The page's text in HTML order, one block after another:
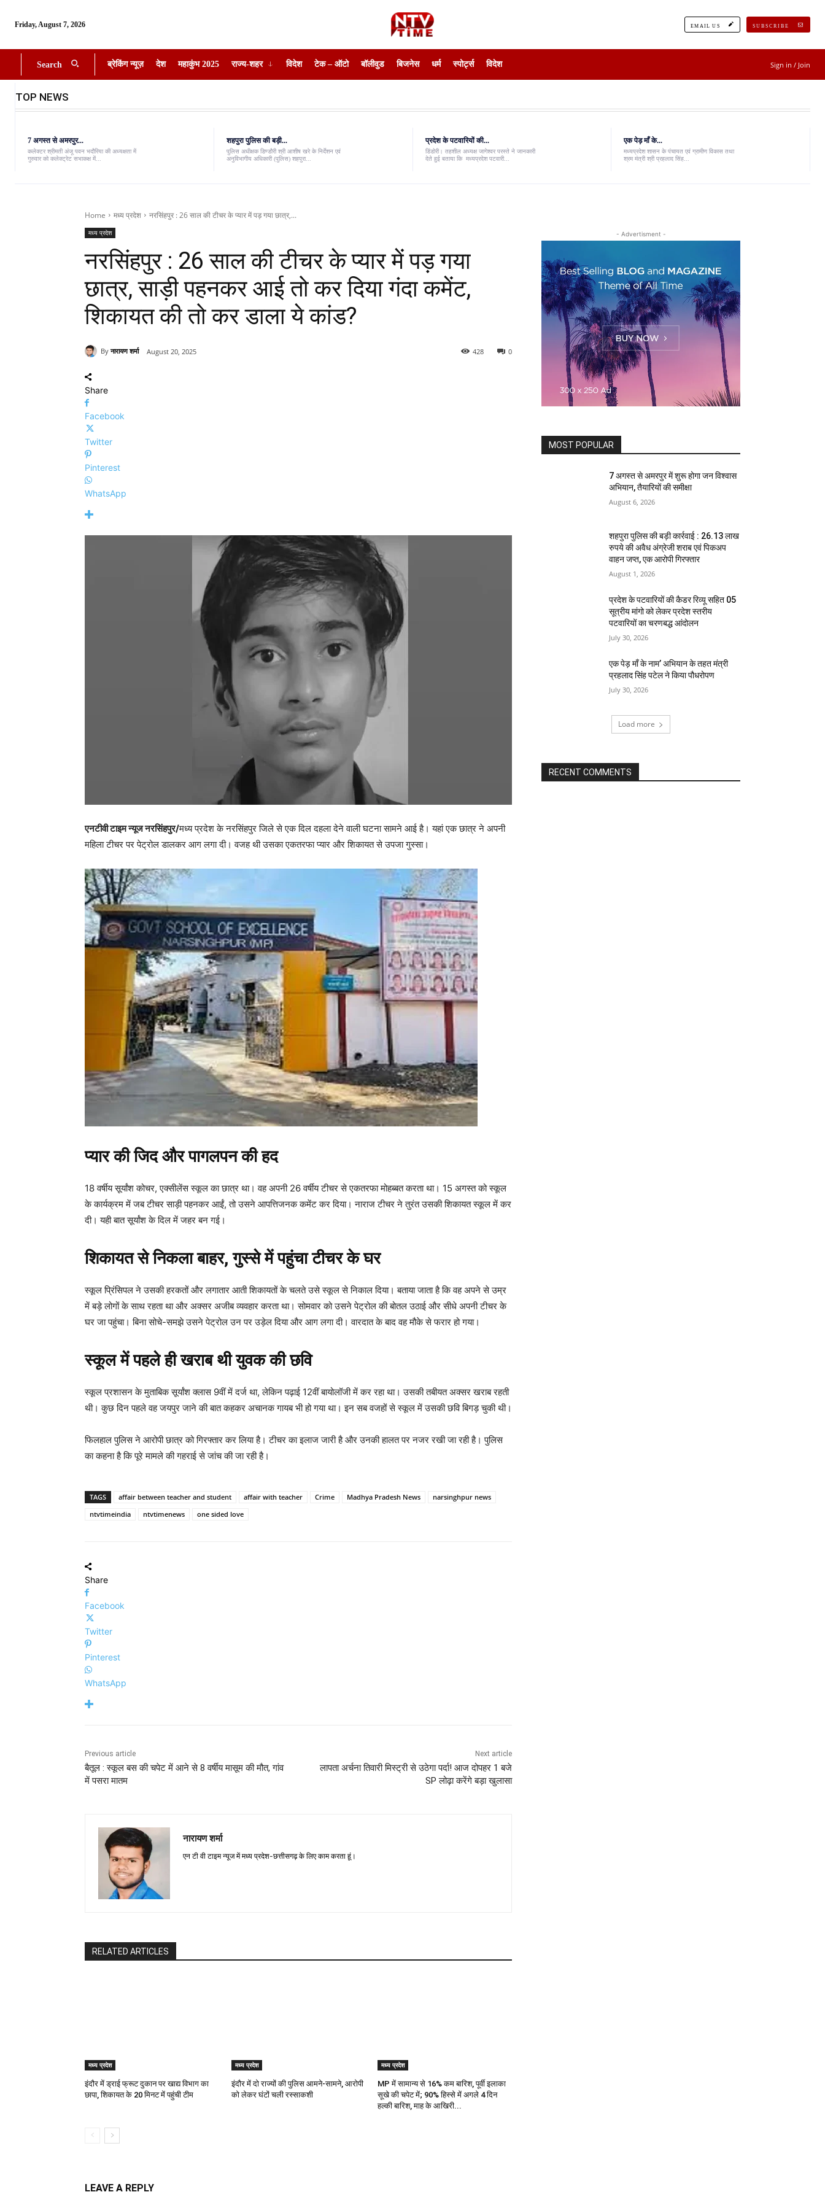
Friday, August 7, 2026 EMAIL US SUBSCRIBE
Search ब्रेकिंग न्यूज़ देश महाकुंभ 2025 राज्य-शहर विदेश टेक – ऑटो बॉलीवुड बिजनेस धर्म स्पोर्ट्स विदेश Sign in / Join
TOP NEWS
7 अगस्त से अमरपुर...
कलेक्टर श्रीमती अंजू पवन भदौरिया की अध्यक्षता में
गुरुवार को कलेक्ट्रेट सभाकक्ष में...
शहपुरा पुलिस की बड़ी...
पुलिस अधीक्षक डिण्डौरी श्री आशीष खरे के निर्देशन एवं
अनुविभागीय अधिकारी (पुलिस) शहपुरा...
प्रदेश के पटवारियों की...
डिंडोरी। तहशील अध्यक्ष जागेश्वर परस्ते ने जानकारी
देते हुई बताया कि मध्यप्रदेश पटवारी...
एक पेड़ माँ के...
मध्यप्रदेश शासन के पंचायत एवं ग्रामीण विकास तथा
श्रम मंत्री श्री प्रहलाद सिंह...
Home मध्य प्रदेश नरसिंहपुर : 26 साल की टीचर के प्यार में पड़ गया छात्र,...
मध्य प्रदेश
नरसिंहपुर : 26 साल की टीचर के प्यार में पड़ गया
छात्र, साड़ी पहनकर आई तो कर दिया गंदा कमेंट,
शिकायत की तो कर डाला ये कांड?
By नारायण शर्मा August 20, 2025 0
428
Share
Facebook
Twitter
Pinterest
WhatsApp
एनटीवी टाइम न्यूज नरसिंहपुर/मध्य प्रदेश के नरसिंहपुर जिले से एक दिल दहला देने वाली घटना सामने आई है। यहां एक छात्र ने अपनी
महिला टीचर पर पेट्रोल डालकर आग लगा दी। वजह थी उसका एकतरफा प्यार और शिकायत से उपजा गुस्सा।
प्यार की जिद और पागलपन की हद
18 वर्षीय सूर्यांश कोचर, एक्सीलेंस स्कूल का छात्र था। वह अपनी 26 वर्षीय टीचर से एकतरफा मोहब्बत करता था। 15 अगस्त को स्कूल
के कार्यक्रम में जब टीचर साड़ी पहनकर आईं, तो उसने आपत्तिजनक कमेंट कर दिया। नाराज टीचर ने तुरंत उसकी शिकायत स्कूल में कर
दी। यही बात सूर्यांश के दिल में जहर बन गई।
शिकायत से निकला बाहर, गुस्से में पहुंचा टीचर के घर
स्कूल प्रिंसिपल ने उसकी हरकतों और लगातार आती शिकायतों के चलते उसे स्कूल से निकाल दिया। बताया जाता है कि वह अपने से उम्र
में बड़े लोगों के साथ रहता था और अक्सर अजीब व्यवहार करता था। सोमवार को उसने पेट्रोल की बोतल उठाई और सीधे अपनी टीचर के
घर जा पहुंचा। बिना सोचे-समझे उसने पेट्रोल उन पर उड़ेल दिया और आग लगा दी। वारदात के बाद वह मौके से फरार हो गया।
स्कूल में पहले ही खराब थी युवक की छवि
स्कूल प्रशासन के मुताबिक सूर्यांश क्लास 9वीं में दर्ज था, लेकिन पढ़ाई 12वीं बायोलॉजी में कर रहा था। उसकी तबीयत अक्सर खराब रहती
थी। कुछ दिन पहले वह जयपुर जाने की बात कहकर अचानक गायब भी हो गया था। इन सब वजहों से स्कूल में उसकी छवि बिगड़ चुकी थी।
फिलहाल पुलिस ने आरोपी छात्र को गिरफ्तार कर लिया है। टीचर का इलाज जारी है और उनकी हालत पर नजर रखी जा रही है। पुलिस
का कहना है कि पूरे मामले की गहराई से जांच की जा रही है।
TAGS affair between teacher and student affair with teacher Crime Madhya Pradesh News
narsinghpur news
ntvtimeindia
ntvtimenews one sided love
Share
Facebook
Twitter
Pinterest
WhatsApp
Previous article
बैतूल : स्कूल बस की चपेट में आने से 8 वर्षीय मासूम की मौत, गांव
में पसरा मातम
Next article
लापता अर्चना तिवारी मिस्ट्री से उठेगा पर्दा! आज दोपहर 1 बजे
SP लोढ़ा करेंगे बड़ा खुलासा
नारायण शर्मा
एन टी वी टाइम न्यूज में मध्य प्रदेश-छत्तीसगढ़ के लिए काम करता हूं।
RELATED ARTICLES
मध्य प्रदेश
इंदौर में ड्राई फ्रूट दुकान पर खाद्य विभाग का
छापा, शिकायत के 20 मिनट में पहुंची टीम
मध्य प्रदेश
इंदौर में दो राज्यों की पुलिस आमने-सामने, आरोपी
को लेकर घंटों चली रस्साकशी
मध्य प्रदेश
MP में सामान्य से 16% कम बारिश, पूर्वी इलाका
सूखे की चपेट में; 90% हिस्से में अगले 4 दिन
हल्की बारिश, माह के आखिरी...
LEAVE A REPLY
- Advertisment -
MOST POPULAR
7 अगस्त से अमरपुर में शुरू होगा जन विश्वास
अभियान, तैयारियों की समीक्षा
August 6, 2026
शहपुरा पुलिस की बड़ी कार्रवाई : 26.13 लाख
रुपये की अवैध अंग्रेजी शराब एवं पिकअप
वाहन जप्त, एक आरोपी गिरफ्तार
August 1, 2026
प्रदेश के पटवारियों की कैडर रिव्यू सहित 05
सूत्रीय मांगो को लेकर प्रदेश स्तरीय
पटवारियों का चरणबद्ध आंदोलन
July 30, 2026
एक पेड़ माँ के नाम’ अभियान के तहत मंत्री
प्रहलाद सिंह पटेल ने किया पौधरोपण
July 30, 2026
Load more
RECENT COMMENTS